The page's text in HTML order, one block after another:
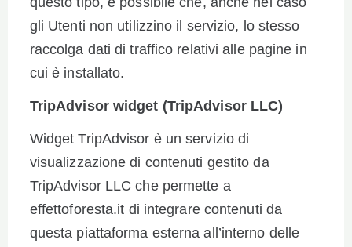
gli Utenti non utilizzino il servizio, lo stesso
raccolga dati di traffico relativi alle pagine in
cui è installato.
TripAdvisor widget (TripAdvisor LLC)
Widget TripAdvisor è un servizio di
visualizzazione di contenuti gestito da
TripAdvisor LLC che permette a
effettoforesta.it di integrare contenuti da
questa piattaforma esterna all’interno delle